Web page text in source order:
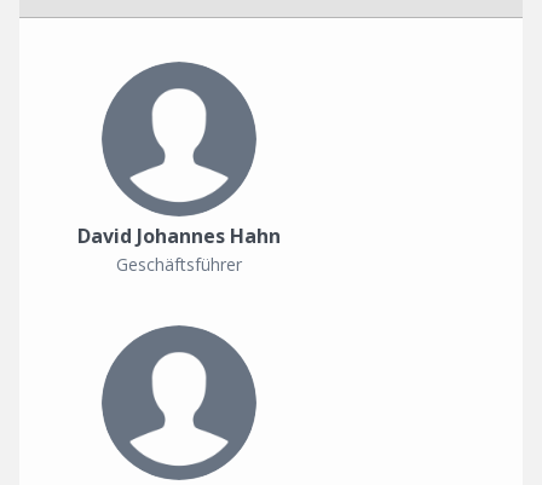
David Johannes Hahn
Geschäftsführer